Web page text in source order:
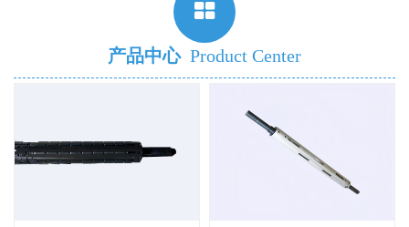
产品中心 Product Center